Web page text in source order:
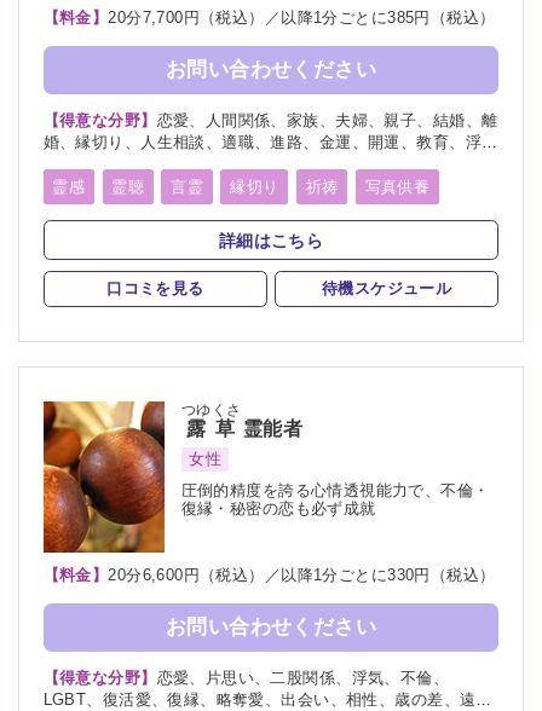
【料金】20分7,700円（税込）／以降1分ごとに385円（税込）
お問い合わせください
【得意な分野】 恋愛、人間関係、家族、夫婦、親子、結婚、離
婚、縁切り、人生相談、適職、進路、金運、開運、教育、浮
霊感
霊聴 言霊 縁切り 祈祷 写真供養
スピリチュアルカウンセリング 祝詞
詳細はこちら
口コミを見る 待機スケジュール
露草
つゆくさ
霊能者
女性
圧倒的精度を誇る心情透視能力で、不倫・
復縁・秘密の恋も必ず成就
【料金】20分6,600円（税込）／以降1分ごとに330円（税込）
お問い合わせください
【得意な分野】 恋愛、片思い、二股関係、浮気、不倫、
LGBT、復活愛、復縁、略奪愛、出会い、相性、歳の差、遠距